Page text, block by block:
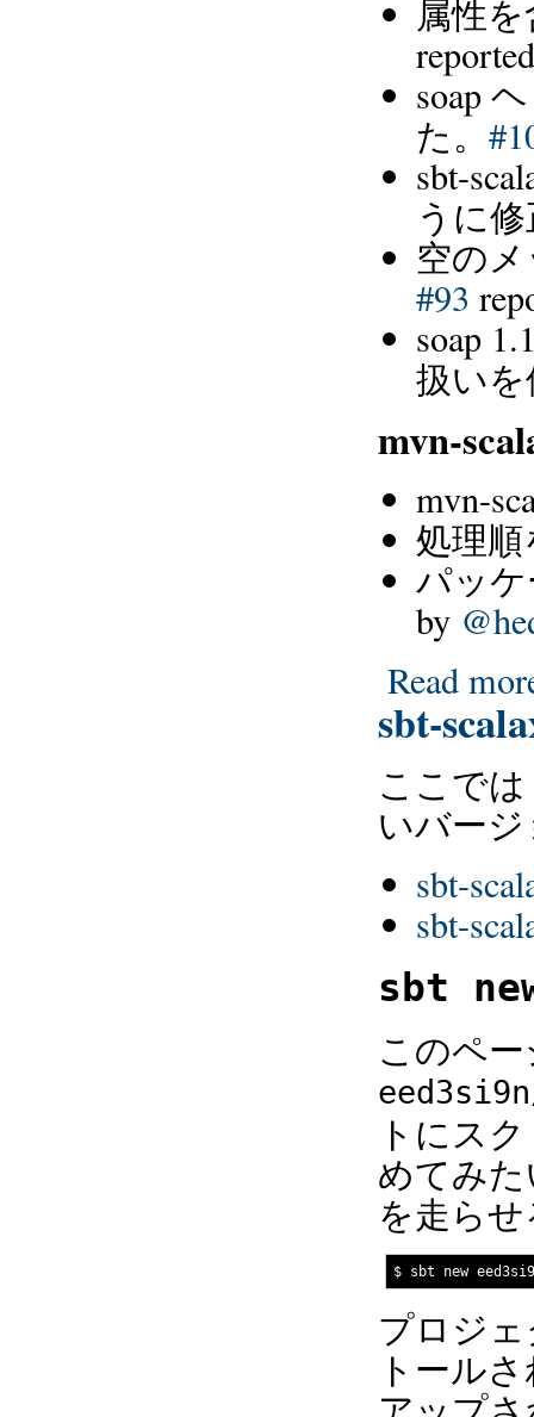
属性
soap
た。
sbt-
うに
空の
#93
soap
扱い
mvn-
mvn-
処理
パッ
by
Read
sbt-
ここでは
いバー
sbt-
sbt-
sbt
このペ
トにス
めてみ
を走ら
プロジ
トール